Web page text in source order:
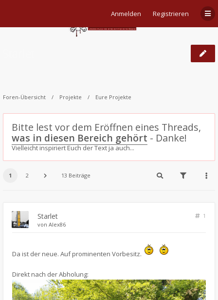
Anmelden Registrieren
Foren-Übersicht Projekte Eure Projekte
Bitte lest vor dem Eröffnen eines Threads,
was in diesen Bereich gehört - Danke!
Vielleicht inspiriert Euch der Text ja auch...
1 2 13 Beiträge
Starlet
1
von Alex86
Da ist der neue. Auf prominenten Vorbesitz.
Direkt nach der Abholung: